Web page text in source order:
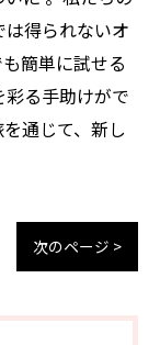
得られないオ
簡単に試せる
る手助けがで
通じて、新し
次のページ >